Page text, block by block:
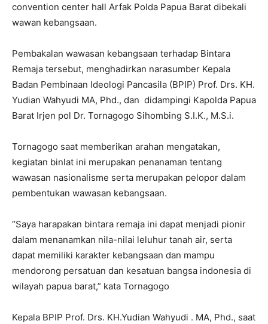
convention center hall Arfak Polda Papua Barat dibekali
wawan kebangsaan.
Pembakalan wawasan kebangsaan terhadap Bintara
Remaja tersebut, menghadirkan narasumber Kepala
Badan Pembinaan Ideologi Pancasila (BPIP) Prof. Drs. KH.
Yudian Wahyudi MA, Phd., dan didampingi Kapolda Papua
Barat Irjen pol Dr. Tornagogo Sihombing S.I.K., M.S.i.
Tornagogo saat memberikan arahan mengatakan,
kegiatan binlat ini merupakan penanaman tentang
wawasan nasionalisme serta merupakan pelopor dalam
pembentukan wawasan kebangsaan.
“Saya harapakan bintara remaja ini dapat menjadi pionir
dalam menanamkan nila-nilai leluhur tanah air, serta
dapat memiliki karakter kebangsaan dan mampu
mendorong persatuan dan kesatuan bangsa indonesia di
wilayah papua barat,” kata Tornagogo
Kepala BPIP Prof. Drs. KH.Yudian Wahyudi . MA, Phd., saat